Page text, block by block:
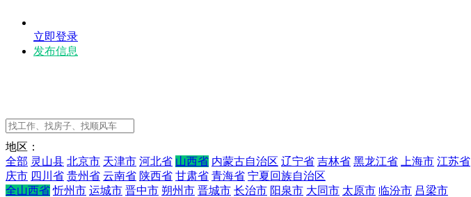
立即登录
发布信息
地区：
全部 灵山县 北京市 天津市 河北省 山西省 内蒙古自治区 辽宁省 吉林省 黑龙江省 上海市 江苏省
庆市 四川省 贵州省 云南省 陕西省 甘肃省 青海省 宁夏回族自治区
全山西省 忻州市 运城市 晋中市 朔州市 晋城市 长治市 阳泉市 大同市 太原市 临汾市 吕梁市